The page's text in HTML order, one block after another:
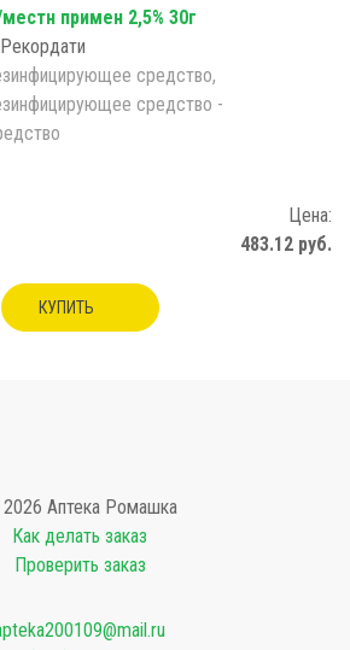
примен 2,5% 30г
средство,
средство -
Цена:
483.12 руб.
КУПИТЬ
Аптека Ромашка
Как делать заказ
Проверить заказ